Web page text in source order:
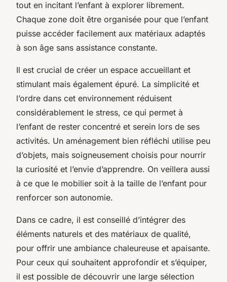
tout en incitant l’enfant à explorer librement.
Chaque zone doit être organisée pour que l’enfant
puisse accéder facilement aux matériaux adaptés
à son âge sans assistance constante.
Il est crucial de créer un espace accueillant et
stimulant mais également épuré. La simplicité et
l’ordre dans cet environnement réduisent
considérablement le stress, ce qui permet à
l’enfant de rester concentré et serein lors de ses
activités. Un aménagement bien réfléchi utilise peu
d’objets, mais soigneusement choisis pour nourrir
la curiosité et l’envie d’apprendre. On veillera aussi
à ce que le mobilier soit à la taille de l’enfant pour
renforcer son autonomie.
Dans ce cadre, il est conseillé d’intégrer des
éléments naturels et des matériaux de qualité,
pour offrir une ambiance chaleureuse et apaisante.
Pour ceux qui souhaitent approfondir et s’équiper,
il est possible de découvrir une large sélection